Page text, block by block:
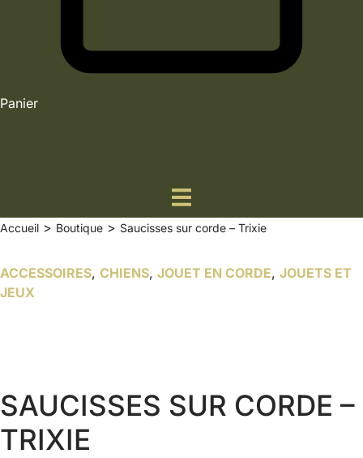
Panier
Accueil > Boutique > Saucisses sur corde – Trixie
ACCESSOIRES, CHIENS, JOUET EN CORDE, JOUETS ET
JEUX
SAUCISSES SUR CORDE –
TRIXIE